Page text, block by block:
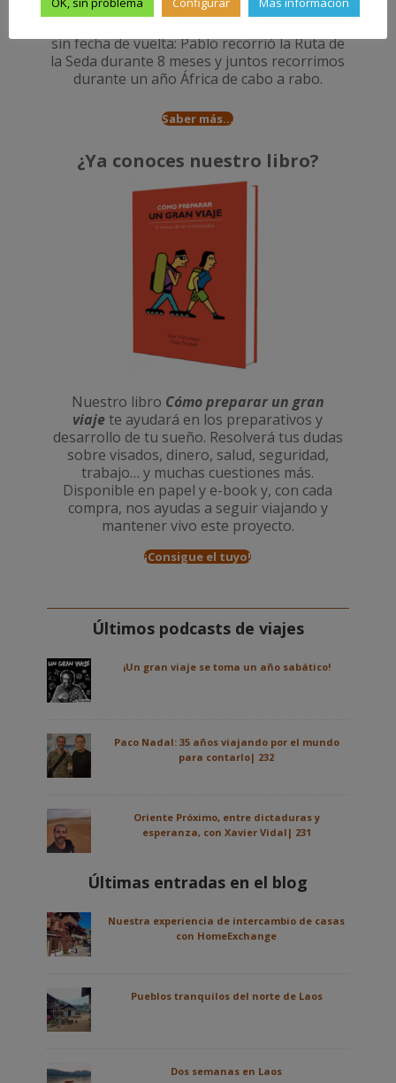
Amantes de los viajes como tú, en dos
sin fecha de vuelta: Pablo recorrió laRuta de
la Seda durante 8 meses y juntos recorrimos
durante un año África de cabo a rabo.
Saber más...
¿Ya conoces nuestro libro?
Nuestro libro Cómo preparar un gran
viajete ayudará en los preparativos y
desarrollo de tu sueño. Resolverá tus dudas
sobre visados, dinero, salud, seguridad,
trabajo… y muchas cuestiones más.
Disponible en papel y e-book y, con cada
compra, nos ayudas a seguir viajando y
mantener vivo este proyecto.
¡Consigue el tuyo!
Últimos podcasts de viajes
¡Un gran viaje se toma un año sabático!
Paco Nadal: 35 años viajando por el mundo
para contarlo| 232
Oriente Próximo, entre dictaduras y
esperanza, con Xavier Vidal| 231
Últimas entradas en el blog
Nuestra experiencia de intercambio de casas
con HomeExchange
Pueblos tranquilos del norte de Laos
Dos semanas en Laos